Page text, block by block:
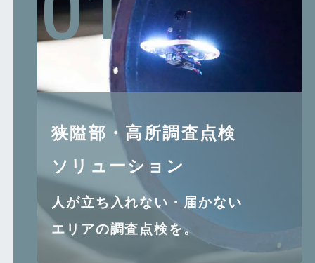
狭隘部・⾼所調査点検
ソリューション
⼈が⽴ち⼊れない・届かない
エリアの調査点検を。